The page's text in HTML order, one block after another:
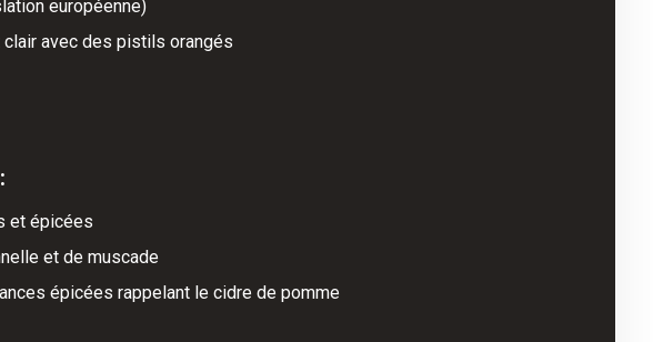
européenne)
avec des pistils orangés
et épicées
et de muscade
épicées rappelant le cidre de pomme